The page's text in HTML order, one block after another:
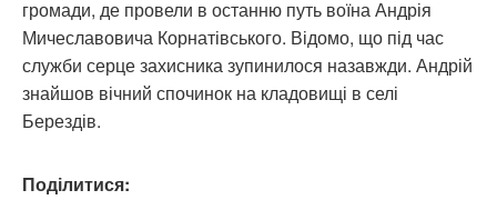
громади, де провели в останню путь воїна Андрія
Мичеславовича Корнатівського. Відомо, що під час
служби серце захисника зупинилося назавжди. Андрій
знайшов вічний спочинок на кладовищі в селі
Берездів.
Поділитися: